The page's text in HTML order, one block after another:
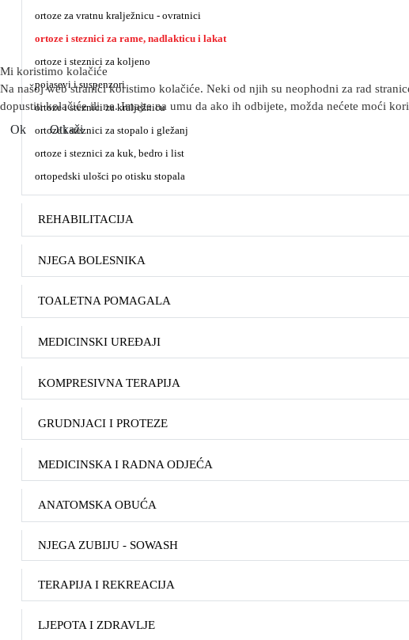
ortoze za vratnu kralježnicu - ovratnici
ortoze i steznici za rame, nadlakticu i lakat
ortoze i steznici za koljeno
pojasevi i suspenzori
ortoze i steznici za kralježnicu
ortoze i steznici za stopalo i gležanj
ortoze i steznici za kuk, bedro i list
ortopedski ulošci po otisku stopala
REHABILITACIJA
NJEGA BOLESNIKA
TOALETNA POMAGALA
MEDICINSKI UREĐAJI
KOMPRESIVNA TERAPIJA
GRUDNJACI I PROTEZE
MEDICINSKA I RADNA ODJEĆA
ANATOMSKA OBUĆA
NJEGA ZUBIJU - SOWASH
TERAPIJA I REKREACIJA
LJEPOTA I ZDRAVLJE
Mi koristimo kolačiće
Na našoj web stranici koristimo kolačiće. Neki od njih su neophodni za rad
dopustiti kolačiće ili ne. Imajte na umu da ako ih odbijete, možda nećete moći
Ok Otkaži